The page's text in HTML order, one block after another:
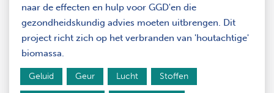
naar de effecten en hulp voor GGD'en die
gezondheidskundig advies moeten uitbrengen. Dit
project richt zich op het verbranden van 'houtachtige'
biomassa.
Geluid Geur Lucht Stoffen